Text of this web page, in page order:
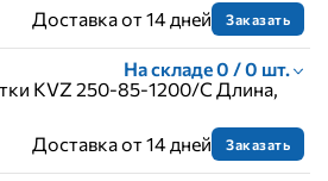
Доставка от 14 дней Заказать
На складе 0 / 0 шт.
KVZ 250-85-1200/C Длина,
Доставка от 14 дней Заказать